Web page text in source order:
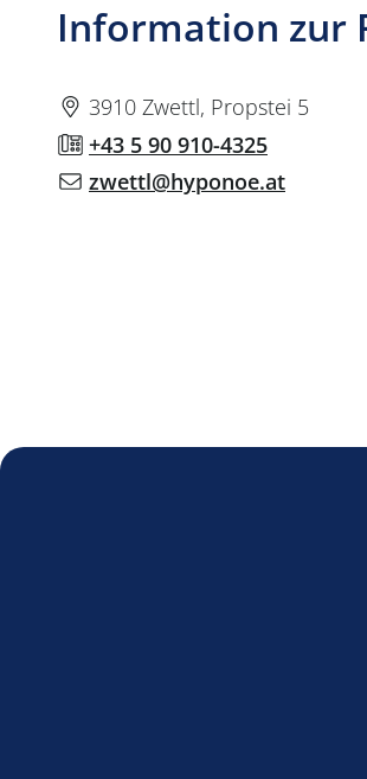
Information zur
3910 Zwettl, Propstei 5
+43 5 90 910-4325
zwettl@hyponoe.at